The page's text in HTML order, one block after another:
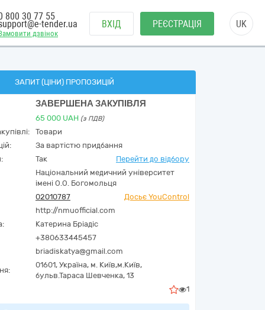
дзвінок
800 30 77 55
tender.ua ВХІД РЕЄСТРАЦІЯ UK
ЗАПИТ (ЦІНИ) ПРОПОЗИЦІЙ
ЗАВЕРШЕНА ЗАКУПІВЛЯ
65 000 UAH (з ПДВ)
Товари
За вартістю придбання
Так
Перейти до відбору
Національний медичний університет
імені О.О. Богомольця
02010787
Досьє YouControl
http://nmuofficial.com
Катерина Бріадіс
+380633445457
briadiskatya@gmail.com
01601, Україна, м. Київ,м.Київ,
бульв.Тараса Шевченка, 13
1